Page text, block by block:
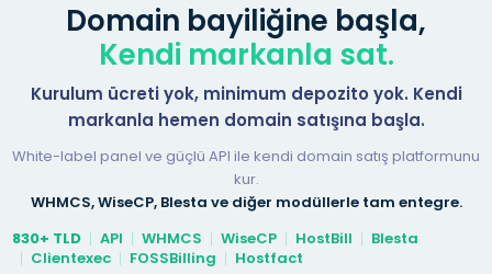
Domain bayiliğine başla,
Kendi markanla sat.
Kurulum ücreti yok, minimum depozito yok. Kendi
markanla hemen domain satışına başla.
White-label panel ve güçlü API ile kendi domain satış platformunu
kur.
WHMCS, WiseCP, Blesta ve diğer modüllerle tam entegre.
830+ TLD
API WHMCS WiseCP HostBill
Blesta
Clientexec
FOSSBilling Hostfact